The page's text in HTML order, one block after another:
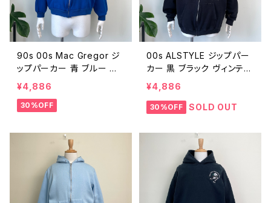
90s 00s Mac Gregor ジ
ップパーカー 青 ブルー ヴ
ィンテージ 古着 無地 ジッ
プアップ フルジップ スウェ
ットパーカー 90年代 ビン
¥4,886
30%OFF
00s ALSTYLE ジップパー
カー 黒 ブラック ヴィンテー
ジ 古着 無地 ジップアップ
フルジップ スウェットパーカ
ー 00年代 2000s 2000年
8
¥4,886
30%OFF SOLD OUT